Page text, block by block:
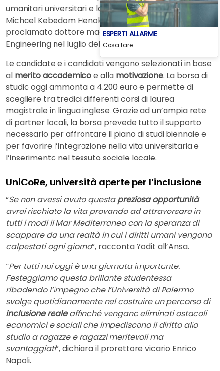
umanitari universitari e la seconda in assoluto dopo
Michael Kebedom Henok, originario dell’Eritrea e
proclamato dottore magistrale in Management
Engineering nel luglio del 2023.
Le candidate e i candidati vengono selezionati in base
al merito accademicoe alla motivazione. La borsa di
studio oggi ammonta a 4.200 euro e permette di
scegliere tra tredici differenti corsi di laurea
magistrale in lingua inglese. Grazie ad un’ampia rete
di partner locali, la borsa prevede tutto il supporto
necessario per affrontare il piano di studi biennale e
per favorire l’integrazione nella vita universitaria e
l’inserimento nel tessuto sociale locale.
UniCoRe, università aperte per l’inclusione
“Se non avessi avuto questapreziosa opportunità
avrei rischiato la vita provando ad attraversare in
tutti i modi il Mar Mediterraneo con la speranza di
scappare da una realtà in cui i diritti umani vengono
calpestati ogni giorno”, racconta Yodit all’Ansa.
“Per tutti noi oggi è una giornata importante.
Festeggiamo questa brillante studentessa
ribadendo l’impegno che l’Università di Palermo
svolge quotidianamente nel costruire un percorso di
inclusione realeaffinché vengano eliminati ostacoli
economici e sociali che impediscono il diritto allo
studio a ragazze e ragazzi meritevoli ma
svantaggiati”, dichiara il prorettore vicario Enrico
Napoli.
ESPERTI ALLARME
Cosa fare